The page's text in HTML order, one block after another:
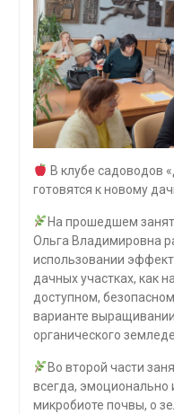
В клубе садоводов
готовятся к новому
На прошедшем
Ольга Владимировна
использовании
дачных участках, как
доступном,
варианте
органического
Во второй части
всегда, эмоционально
микробиоте почвы, о